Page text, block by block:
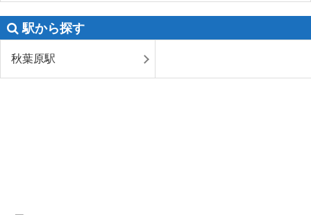
駅から探す
秋葉原駅